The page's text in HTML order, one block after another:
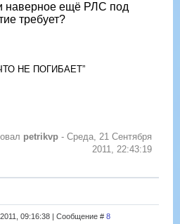
наверное ещё РЛС под
требует?
НЕ ПОГИБАЕТ”
petrikvp - Среда, 21 Сентября
2011, 22:43:19
09:16:38 | Сообщение # 8